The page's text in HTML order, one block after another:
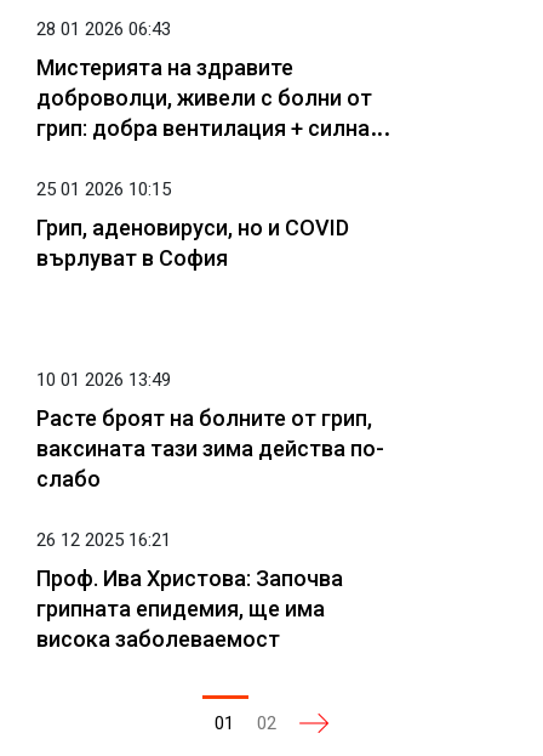
28 01 2026 06:43
Мистерията на здравите
доброволци, живели с болни от
грип: добра вентилация + силна
25 01 2026 10:15
Грип, аденовируси, но и COVID
върлуват в София
10 01 2026 13:49
Расте броят на болните от грип,
ваксината тази зима действа по-
слабо
26 12 2025 16:21
Проф. Ива Христова: Започва
грипната епидемия, ще има
висока заболеваемост
01 02